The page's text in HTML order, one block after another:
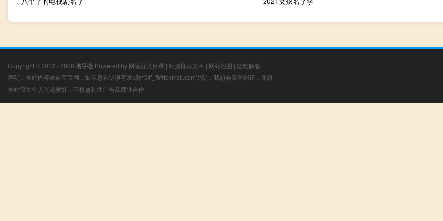
Copyright © 2012 - 2026 名字会 Powered by 网站分类目录 | 精选推荐文章 | 网站地图 | 疑难解答
声明：本站内容来自互联网，如信息有错误可发邮件到f_fb#foxmail.com说明，我们会及时纠正，谢谢
本站仅为个人兴趣爱好，不接盈利性广告及商业合作